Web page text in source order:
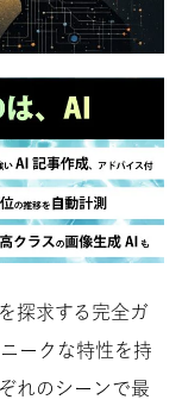
探求する完全ガ
ークな特性を持
れのシーンで最